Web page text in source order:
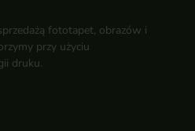
fototapet, obrazów i
przy użyciu
druku.